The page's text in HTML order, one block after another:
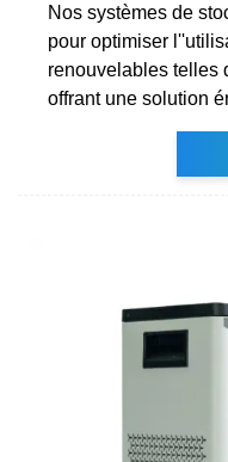
Nos systèmes de
pour optimiser
renouvelables telles
offrant une solution